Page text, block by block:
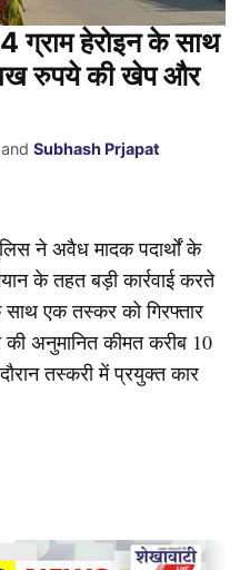
हेरोइन के साथ
रुपये की खेप और
andSubhash Prjapat
ने अवैध मादक पदार्थों के
के तहत बड़ी कार्रवाई करते
साथ एक तस्कर को गिरफ्तार
अनुमानित कीमत करीब 10
तस्करी में प्रयुक्त कार